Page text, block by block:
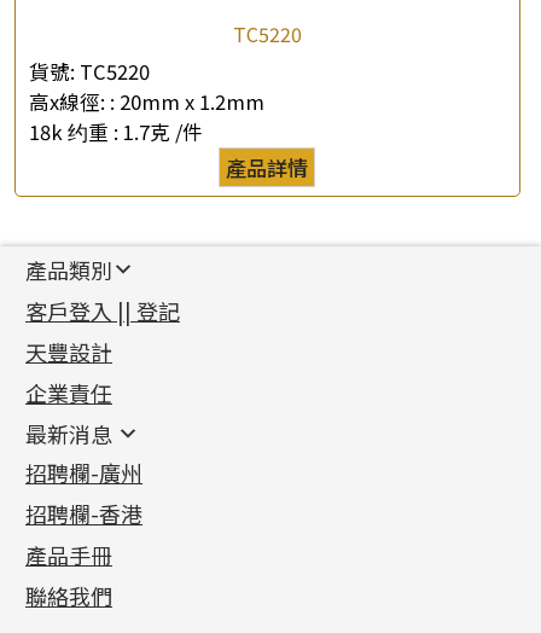
TC5220
貨號: TC5220
高x線徑: : 20mm x 1.2mm
18k 约重 : 1.7克 /件
產品詳情
產品類別
新產品
足金系列
足金配件
機織鏈系列
珠仔鏈
镶口链
管狀網鏈
十字車花鏈系列
十字閃O鏈系列
十字錘打鏈系列
側身車花鏈系列
側身鏈系列
首飾配件
耳環類配件
卷迫系列
螺絲迫系列
梅花迫系列
平臺迫系列
綫拍系列
美拍系列
鏈類配件
動感車花吊墜
調節珠系列
生圈扣系列
龍蝦扣系列
鴨俐制系列
其他類配件
珠盤系列
袖口鈕系列
焊片及鐳射綫
空心車花管
珠類配件
無孔光身珠
空心光身珠
無孔批花珠
鑲口類
四爪頭系列
六爪頭系列
車花片
動感車花片
鑲口戒指
鑲口手鏈系列
首飾系列
手镯系列
戒指系列
空心耳環
空心车花管首饰链
空心手鐲系列
貴金屬原料
千足金
記憶金屬系列
記憶戒指
拉簧珠珠手鏈
記憶鈦手鐲
客戶登入 || 登記
天豐設計
企業責任
最新消息
最新消息
各項證書(2)
相片集(9)
展覽會資訊
最新產品資訊
招聘欄-廣州
招聘欄-香港
產品手冊
聯絡我們